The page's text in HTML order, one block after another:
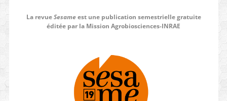
La revueSesameest une publication semestrielle gratuite
éditée par la Mission Agrobiosciences-INRAE